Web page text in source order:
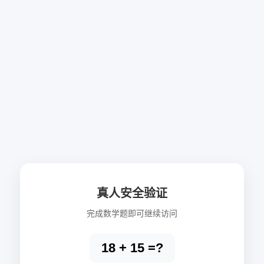
真人安全验证
完成数学题即可继续访问
18 + 15 =?